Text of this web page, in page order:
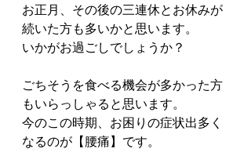
お正月、その後の三連休とお休みが
続いた方も多いかと思います。
いかがお過ごしでしょうか？
ごちそうを食べる機会が多かった方
もいらっしゃると思います。
今のこの時期、お困りの症状出多く
なるのが【腰痛】です。